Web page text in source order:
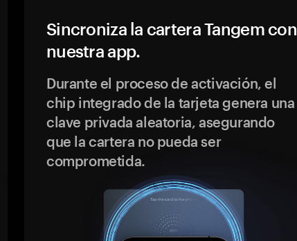
Sincroniza la cartera Tangem con
nuestra app.
Durante el proceso de activación, el
chip integrado de la tarjeta genera una
clave privada aleatoria, asegurando
que la cartera no pueda ser
comprometida.